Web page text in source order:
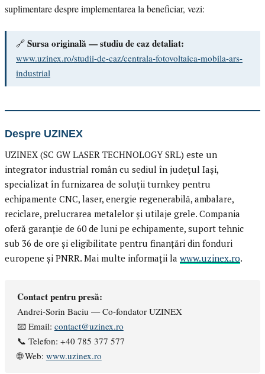
suplimentare despre implementarea la beneficiar, vezi:
🔗 Sursa originală — studiu de caz detaliat:
www.uzinex.ro/studii-de-caz/centrala-fotovoltaica-mobila-ars-
industrial
Despre UZINEX
UZINEX (SC GW LASER TECHNOLOGY SRL) este un
integrator industrial român cu sediul în județul Iași,
specializat în furnizarea de soluții turnkey pentru
echipamente CNC, laser, energie regenerabilă, ambalare,
reciclare, prelucrarea metalelor și utilaje grele. Compania
oferă garanție de 60 de luni pe echipamente, suport tehnic
sub 36 de ore și eligibilitate pentru finanțări din fonduri
europene și PNRR. Mai multe informații la www.uzinex.ro.
Contact pentru presă:
Andrei-Sorin Baciu — Co-fondator UZINEX
📧 Email: contact@uzinex.ro
📞 Telefon: +40 785 377 577
🌐 Web: www.uzinex.ro